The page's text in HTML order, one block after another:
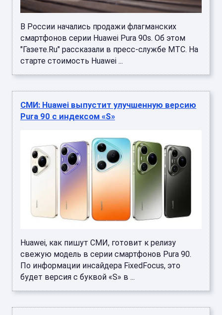
В России начались продажи флагманских
смартфонов серии Huawei Pura 90s. Об этом
"Газете.Ru" рассказали в пресс-службе МТС. На
старте стоимость Huawei ...
СМИ: Huawei выпустит улучшенную версию
Pura 90 с индексом «S»
Huawei, как пишут СМИ, готовит к релизу
свежую модель в серии смартфонов Pura 90.
По информации инсайдера FixedFocus, это
будет версия с буквой «S» в ...